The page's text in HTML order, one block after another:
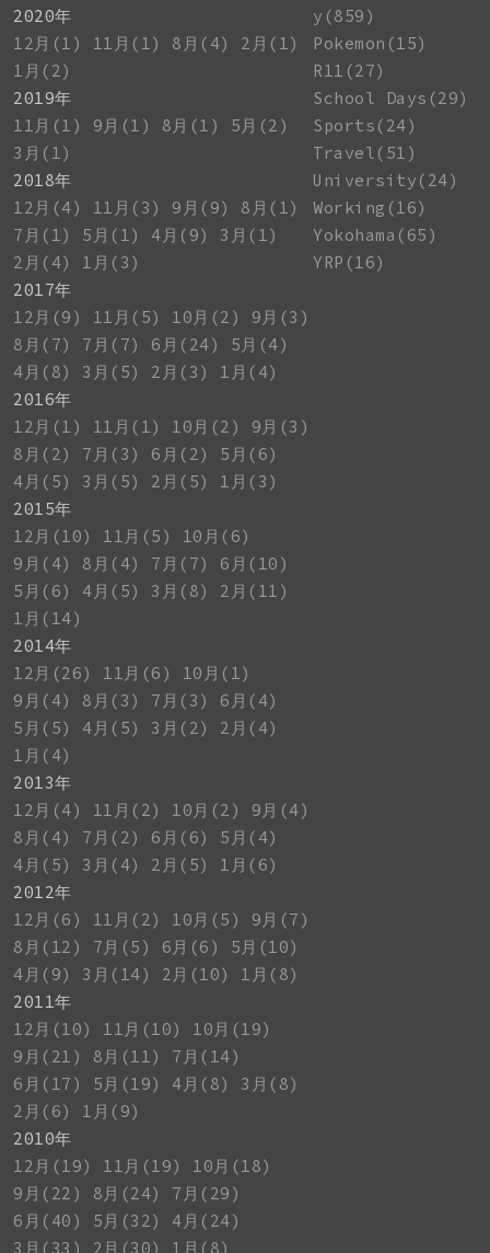
2020年
12月(1)
11月(1) 8月(4)
2月(1)
1月(2)
2019年
11月(1)
9月(1) 8月(1)
5月(2)
3月(1)
2018年
12月(4)
11月(3) 9月(9)
8月(1)
7月(1)
5月(1) 4月(9)
3月(1)
2月(4)
1月(3)
2017年
12月(9)
11月(5) 10月(2)
9月(3)
8月(7)
7月(7) 6月(24)
5月(4)
4月(8)
3月(5) 2月(3)
1月(4)
2016年
12月(1)
11月(1) 10月(2)
9月(3)
8月(2)
7月(3) 6月(2)
5月(6)
4月(5)
3月(5) 2月(5)
1月(3)
2015年
12月(10)
11月(5)
10月(6)
9月(4)
8月(4) 7月(7)
6月(10)
5月(6)
4月(5) 3月(8)
2月(11)
1月(14)
2014年
12月(26)
11月(6)
10月(1)
9月(4)
8月(3) 7月(3)
6月(4)
5月(5)
4月(5) 3月(2)
2月(4)
1月(4)
2013年
12月(4)
11月(2) 10月(2)
9月(4)
8月(4)
7月(2) 6月(6)
5月(4)
4月(5)
3月(4) 2月(5)
1月(6)
2012年
12月(6)
11月(2) 10月(5)
9月(7)
8月(12)
7月(5) 6月(6)
5月(10)
4月(9)
3月(14) 2月(10)
1月(8)
2011年
12月(10)
11月(10)
10月(19)
9月(21)
8月(11)
7月(14)
6月(17)
5月(19) 4月(8)
3月(8)
2月(6)
1月(9)
2010年
12月(19)
11月(19)
10月(18)
9月(22)
8月(24)
7月(29)
6月(40)
5月(32)
4月(24)
3月(33)
2月(30)
1月(8)
y(859)
Pokemon(15)
R11(27)
School Days(29)
Sports(24)
Travel(51)
University(24)
Working(16)
Yokohama(65)
YRP(16)